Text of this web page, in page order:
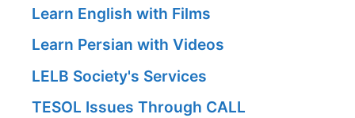
Learn English with Films
Learn Persian with Videos
LELB Society's Services
TESOL Issues Through CALL